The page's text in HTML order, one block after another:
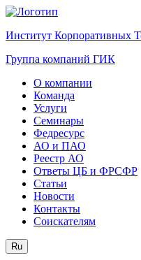
Институт Корпоративных
Группа компаний ГИК
О компании
Команда
Услуги
Семинары
Федресурс
АО и ПАО
Реестр АО
Ответы ЦБ и ФРСФР
Статьи
Новости
Контакты
Соискателям
Ru